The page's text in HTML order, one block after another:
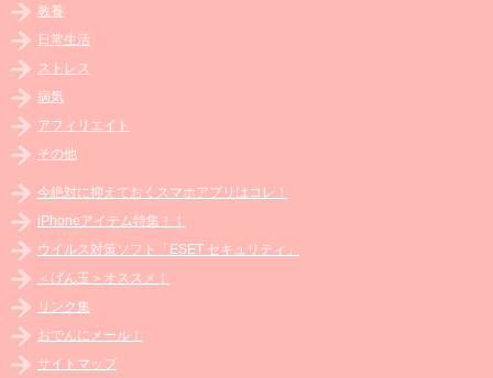
教養
日常生活
ストレス
病気
アフィリエイト
その他
今絶対に抑えておくスマホアプリはコレ！
iPhoneアイテム特集！！
ウイルス対策ソフト「ESET セキュリティ」
＜げん玉＞オススメ！
リンク集
おでんにメール！
サイトマップ